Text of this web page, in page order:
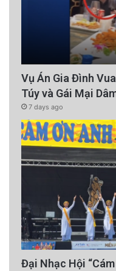
Vụ Án Gia Đình
Túy và Gái Mại
7 days ago
Đại Nhạc Hội